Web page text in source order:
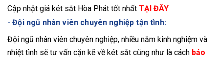
Cập nhật giá két sắt Hòa Phát tốt nhất TẠI ĐÂY
-Đội ngũ nhân viên chuyên nghiệp tận tình:
Đội ngũ nhân viên chuyên nghiệp, nhiều năm kinh nghiệm và
nhiệt tình sẽ tư vấn cặn kẽ về két sắt cũng như là cách bảo